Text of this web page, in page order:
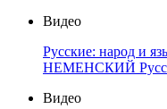
Видео
Русские: народ и
НЕМЕНСКИЙ
Видео